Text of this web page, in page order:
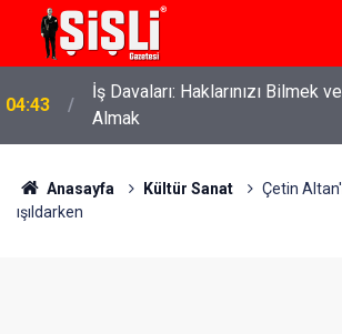
04:43
İş Davaları: Haklarınızı Bilmek
Almak
Anasayfa Kültür Sanat
Çetin
ışıldarken